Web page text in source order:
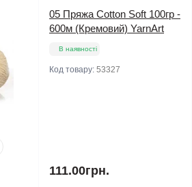
05 Пряжа Cotton Soft 100гр -
600м (Кремовий) YarnArt
В наявності
Код товару: 53327
111.00грн.